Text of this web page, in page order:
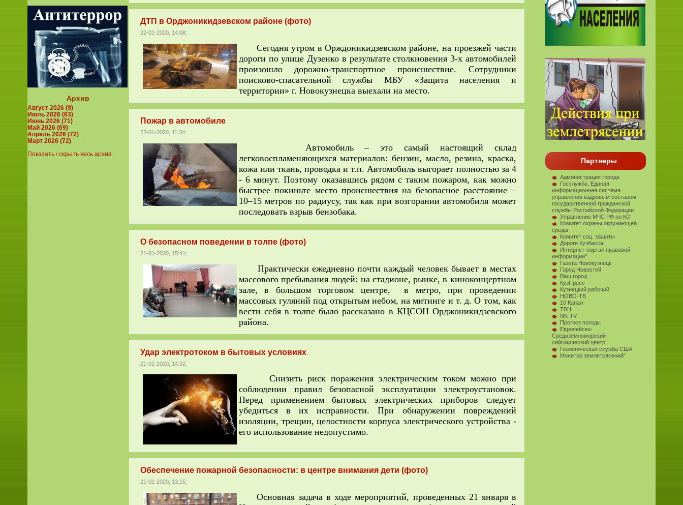
ДТП в Орджоникидзевском районе (фото)
22-01-2020, 14:08;
Сегодня утром в Орждоникидзевском районе, на проезжей части
дороги по улице Дузенко в результате столкновения 3-х автомобилей
произошло дорожно-транспортное происшествие. Сотрудники
поисково-спасательной службы МБУ «Защита населения и
территории» г. Новокузнецка выехали на место.
Пожар в автомобиле
22-01-2020, 11:34;
Автомобиль – это самый настоящий склад
легковоспламеняющихся материалов: бензин, масло, резина, краска,
кожа или ткань, проводка и т.п. Автомобиль выгорает полностью за 4
- 6 минут. Поэтому оказавшись рядом с таким пожаром, как можно
быстрее покиньте место происшествия на безопасное расстояние –
10–15 метров по радиусу, так как при возгорании автомобиля может
последовать взрыв бензобака.
О безопасном поведении в толпе (фото)
21-01-2020, 15:41;
Практически ежедневно почти каждый человек бывает в местах
массового пребывания людей: на стадионе, рынке, в киноконцертном
зале, в большом торговом центре, в метро, при проведении
массовых гуляний под открытым небом, на митинге и т. д. О том, как
вести себя в толпе было рассказано в КЦСОН Орджоникидзевского
района.
Удар электротоком в бытовых условиях
21-01-2020, 14:32;
Снизить риск поражения электрическим током можно при
соблюдении правил безопасной эксплуатации электроустановок.
Перед применением бытовых электрических приборов следу­ет
убедиться в их исправности. При обнаружении повреждений
изоляции, трещин, целостности корпуса электричес­кого устройства -
его использование недопустимо.
Обеспечение пожарной безопасности: в центре внимания дети (фото)
21-01-2020, 13:15;
Основная задача в ходе мероприятий, проведенных 21 января в
Партнеры
Администрация города
Госслужба. Единая
информационная система
управления кадровым составом
государственной гражданской
службы Российской Федерации
Управление МЧС РФ по КО
Комитет охраны окружающей
среды
Комитет соц. защиты
Дороги Кузбасса
Интернет-портал правовой
информации"
Газета Новокузнецк
Город Новостей
Ваш город
КузПресс
Кузнецкий рабочий
НОВО-ТВ
10 Канал
ТВН
NK-TV
Прогноз погоды
Европейско-
Средиземноморский
сейсмический центр
Геологическая служба США
Монитор землетрясений"
Архив
Август 2026 (9)
Июль 2026 (63)
Июнь 2026 (71)
Май 2026 (69)
Апрель 2026 (72)
Март 2026 (72)
Показать / скрыть весь архив